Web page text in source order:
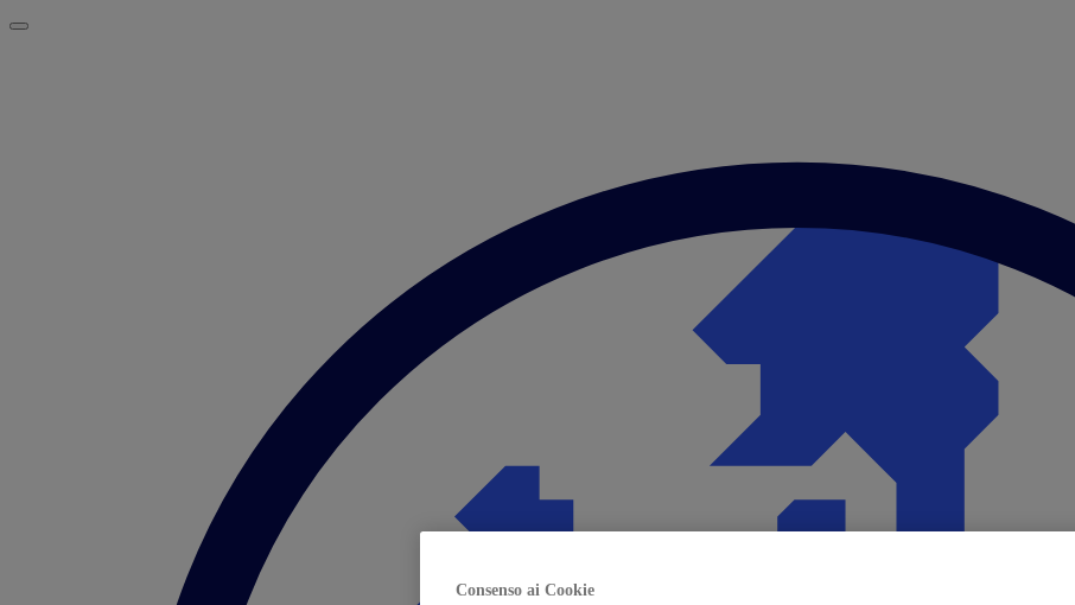
Consenso ai Cookie